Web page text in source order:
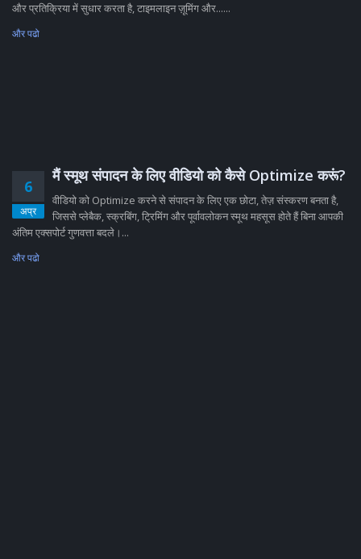
और प्रतिक्रिया में सुधार करता है, टाइमलाइन ज़ूमिंग और......
और पढो
6
अप्र
मैं स्मूथ संपादन के लिए वीडियो को कैसे Optimize करूं?
वीडियो को Optimize करने से संपादन के लिए एक छोटा, तेज़ संस्करण बनता है,
जिससे प्लेबैक, स्क्रबिंग, ट्रिमिंग और पूर्वावलोकन स्मूथ महसूस होते हैं बिना आपकी
अंतिम एक्सपोर्ट गुणवत्ता बदले।...
और पढो